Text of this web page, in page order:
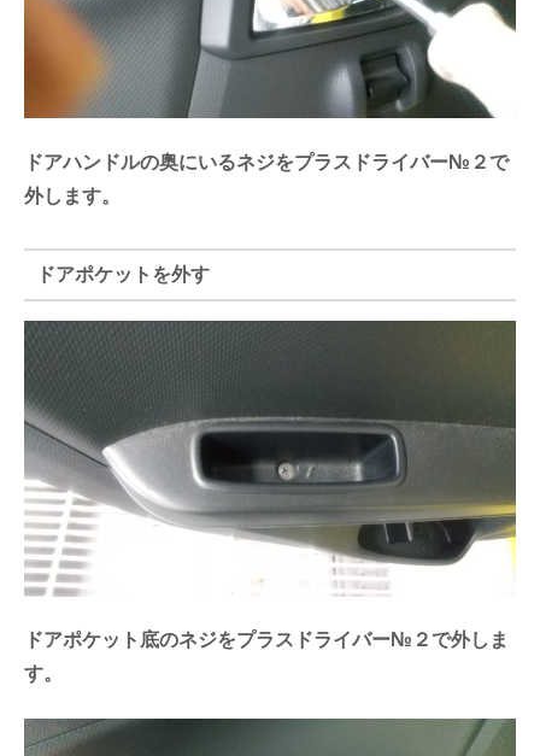
ドアハンドルの奥にいるネジをプラスドライバー№２で
外します。
ドアポケットを外す
ドアポケット底のネジをプラスドライバー№２で外しま
す。